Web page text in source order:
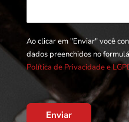
Ao clicar em "Enviar" você
dados preenchidos no
Política de Privacidade e
Enviar